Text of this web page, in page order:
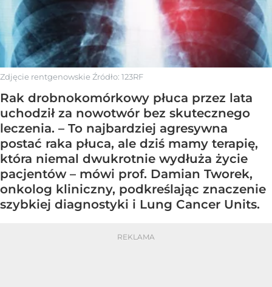
Zdjęcie rentgenowskie Źródło: 123RF
Rak drobnokomórkowy płuca przez lata
uchodził za nowotwór bez skutecznego
leczenia. – To najbardziej agresywna
postać raka płuca, ale dziś mamy terapię,
która niemal dwukrotnie wydłuża życie
pacjentów – mówi prof. Damian Tworek,
onkolog kliniczny, podkreślając znaczenie
szybkiej diagnostyki i Lung Cancer Units.